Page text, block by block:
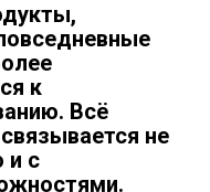
к
Всё
не
и с